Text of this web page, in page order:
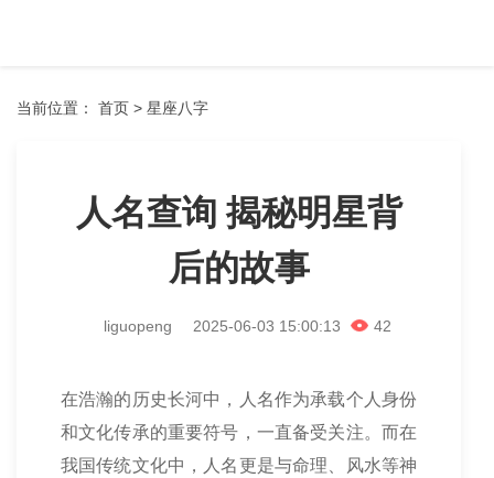
当前位置： 首页 > 星座八字
人名查询 揭秘明星背
后的故事
liguopeng 2025-06-03 15:00:13 42
在浩瀚的历史长河中，人名作为承载个人身份
和文化传承的重要符号，一直备受关注。而在
我国传统文化中，人名更是与命理、风水等神